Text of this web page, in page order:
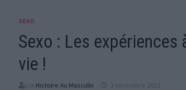
SEXO
Sexo : Les expériences
vie !
par Histoire Au Masculin 3 novembre 2023